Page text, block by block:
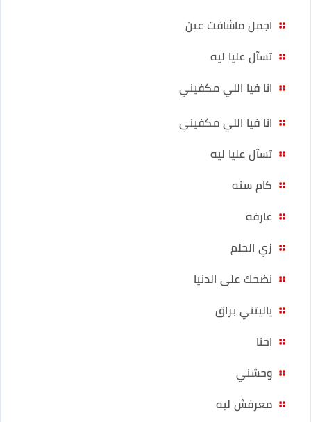
اجمل ماشافت عين
تسآل عليا ليه
انا فيا اللي مكفيني
انا فيا اللي مكفيني
تسآل عليا ليه
كام سنه
عارفه
زي الحلم
نضحك على الدنيا
ياليتني براق
احنا
وحشني
معرفش ليه